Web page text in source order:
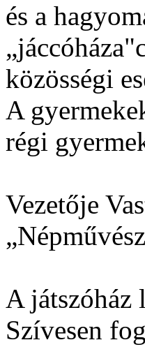
és a
közösségi
A
régi
Vezetője
A játszóház
Szívesen